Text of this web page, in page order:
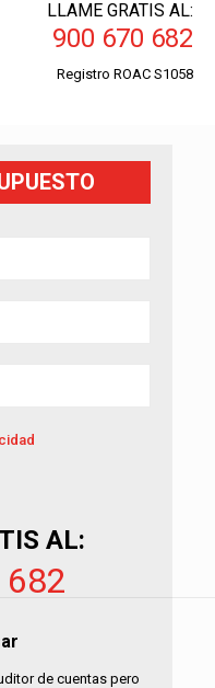
LLAME GRATIS AL:
900 670 682
Registro ROAC S1058
AL:
de cuentas pero